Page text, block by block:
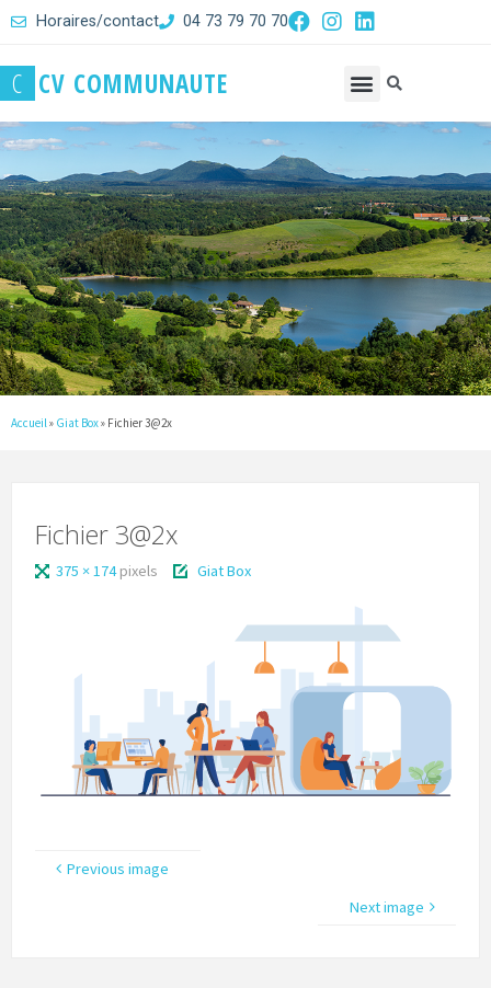
Horaires/contact 04 73 79 70 70
C CV COMMUNAUTE
Accueil » Giat Box» Fichier 3@2x
Fichier 3@2x
375 × 174pixels Giat Box
Previous image
Next image